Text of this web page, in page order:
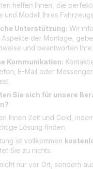
helfen Ihnen, die
und Modell Ihres
Unterstützung: Wir
Aspekte der Montage,
und beantworten Ihre
Kommunikation:
E-Mail oder
Sie sich für unsere
Ihnen Zeit und Geld,
Lösung finden.
ist vollkommen
Sie zu nichts.
nur vor Ort, sondern